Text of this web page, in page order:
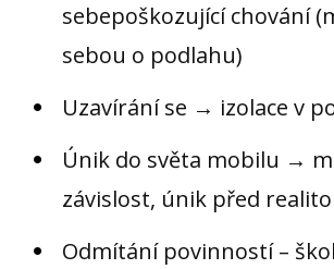
sebepoškozující chování
sebou o podlahu)
Uzavírání se → izolace v
Únik do světa mobilu →
závislost, únik před
Odmítání povinností –